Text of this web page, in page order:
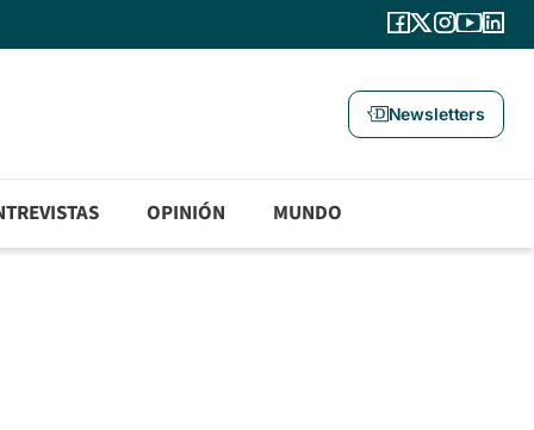
Newsletters
OPINIÓN MUNDO